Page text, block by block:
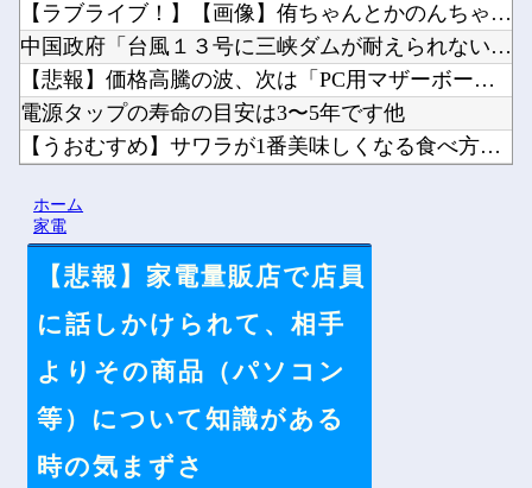
【ラブライブ！】【画像】侑ちゃんとかのんちゃんの仲睦まじい作...
中国政府「台風１３号に三峡ダムが耐えられない！全開放流しろ！...
【悲報】価格高騰の波、次は「PC用マザーボード」か他
電源タップの寿命の目安は3〜5年です他
【うおむすめ】サワラが1番美味しくなる食べ方。他
Powered by livedoor 相互RSS
ホーム
家電
【悲報】家電量販店で店員
に話しかけられて、相手
よりその商品（パソコン
等）について知識がある
時の気まずさ